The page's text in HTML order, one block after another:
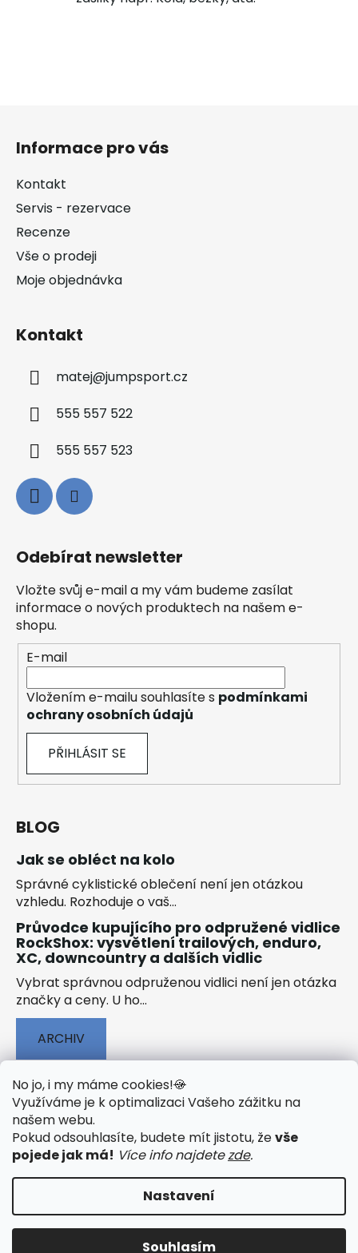
No jo, i my máme cookies!🍪
Využíváme je k optimalizaci Vašeho zážitku na
našem webu.
Pokud odsouhlasíte, budete mít jistotu, ževše
pojede jak má! Více info najdetezde.
Nastavení
Souhlasím
Informace pro vás
Kontakt
Servis - rezervace
Recenze
Vše o prodeji
Moje objednávka
Kontakt
matej@jumpsport.cz
555 557 522
555 557 523
Odebírat newsletter
Vložte svůj e-mail a my vám budeme zasílat
informace o nových produktech na našem e-
shopu.
E-mail
Vložením e-mailu souhlasíte s podmínkami
ochrany osobních údajů
PŘIHLÁSIT SE
BLOG
Jak se obléct na kolo
Správné cyklistické oblečení není jen otázkou
vzhledu. Rozhoduje o vaš...
Průvodce kupujícího pro odpružené vidlice
RockShox: vysvětlení trailových, enduro,
XC, downcountry a dalších vidlic
Vybrat správnou odpruženou vidlici není jen otázka
značky a ceny. U ho...
ARCHIV
🟢 TECHNOLOGIE
🟢 O ELEKTROKOLECH
🟢 NÁVODY KE STAŽENÍ
Vytvořil Shoptet&PekneWeby